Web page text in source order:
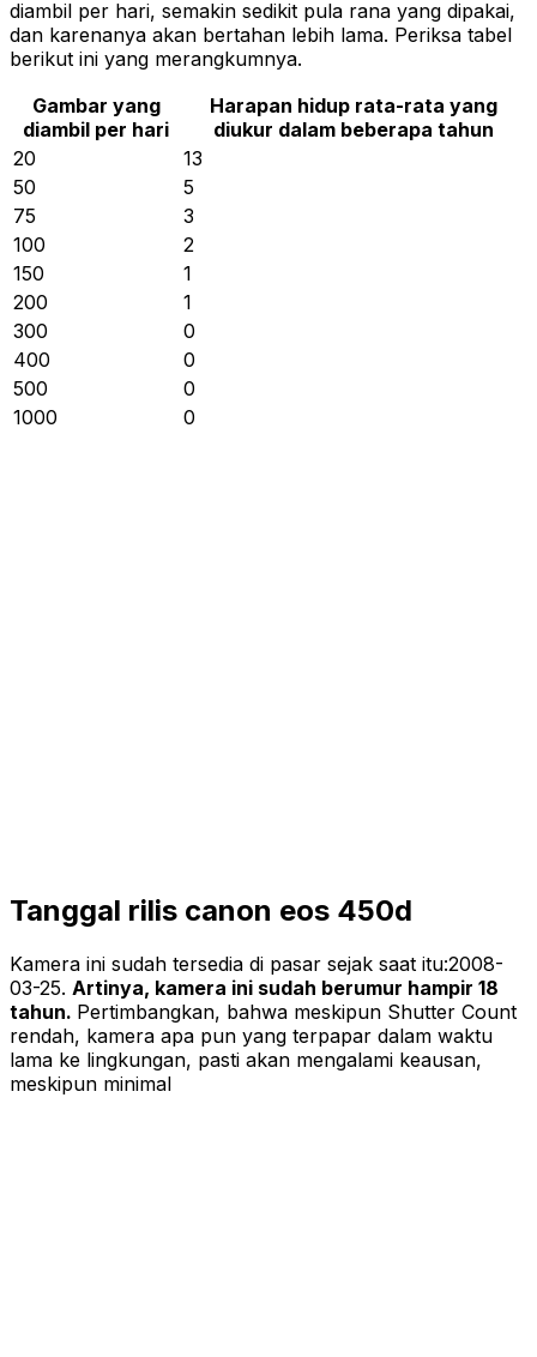
diambil per hari, semakin sedikit pula rana yang dipakai,
dan karenanya akan bertahan lebih lama. Periksa tabel
berikut ini yang merangkumnya.
Gambar yang
diambil per hari
Harapan hidup rata-rata yang
diukur dalam beberapa tahun
20
13
50
5
75
3
100
2
150
1
200
1
300
0
400
0
500
0
1000
0
Tanggal rilis canon eos 450d
Kamera ini sudah tersedia di pasar sejak saat itu:2008-
03-25. Artinya, kamera ini sudah berumur hampir 18
tahun. Pertimbangkan, bahwa meskipun Shutter Count
rendah, kamera apa pun yang terpapar dalam waktu
lama ke lingkungan, pasti akan mengalami keausan,
meskipun minimal